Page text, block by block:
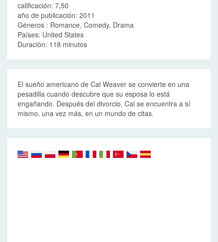
calificación: 7,50
año de publicación: 2011
Géneros : Romance, Comedy, Drama
Países: United States
Duración: 118 minutos
El sueño americano de Cal Weaver se convierte en una
pesadilla cuando descubre que su esposa lo está
engañando. Después del divorcio, Cal se encuentra a sí
mismo, una vez más, en un mundo de citas.